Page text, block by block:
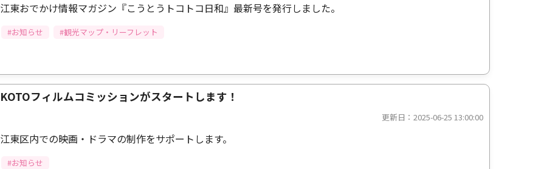
江東おでかけ情報マガジン『こうとうトコトコ日和』最新号を発行しました。
#お知らせ #観光マップ・リーフレット
KOTOフィルムコミッションがスタートします！
更新日：2025-06-25 13:00:00
江東区内での映画・ドラマの制作をサポートします。
#お知らせ